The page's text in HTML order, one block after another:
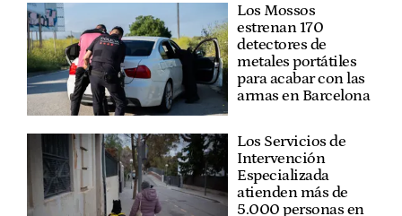
Los Mossos
estrenan 170
detectores de
metales portátiles
para acabar con las
armas en Barcelona
Los Servicios de
Intervención
Especializada
atienden más de
5.000 personas en